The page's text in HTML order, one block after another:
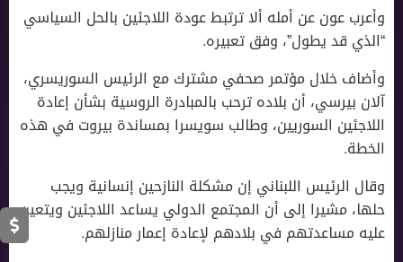
وأعرب عون عن أمله ألا ترتبط عودة اللاجئين بالحل السياسي
“الذي قد يطول”، وفق تعبيره.
وأضاف خلال مؤتمر صحفي مشترك مع الرئيس السوريسري،
آلان بيرسي، أن بلاده ترحب بالمبادرة الروسية بشأن إعادة
اللاجئين السوريين، وطالب سويسرا بمساندة بيروت في هذه
الخطة.
وقال الرئيس اللبناني إن مشكلة النازحين إنسانية ويجب
حلها، مشيرا إلى أن المجتمع الدولي يساعد اللاجئين ويتعين
عليه مساعدتهم في بلادهم لإعادة إعمار منازلهم.